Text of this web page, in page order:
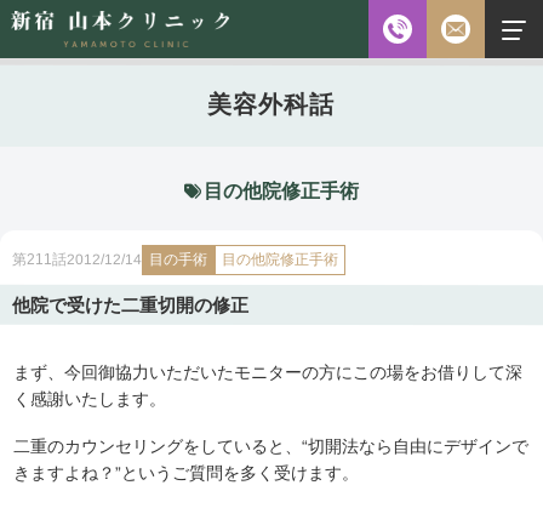
お電話
休診日 水・日・祝日
ご予約前に必ず下記のページをご確認ください。
ご予約について
無料相談
※初診の方専用
メールフォーム
美容外科話
目の他院修正手術
第211話2012/12/14 目の手術 目の他院修正手術
他院で受けた二重切開の修正
まず、今回御協力いただいたモニターの方にこの場をお借りして深
く感謝いたします。
二重のカウンセリングをしていると、“切開法なら自由にデザインで
きますよね？”というご質問を多く受けます。